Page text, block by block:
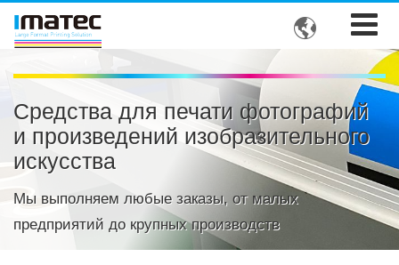

Средства для печати фотографий
и произведений изобразительного
искусства
Мы выполняем любые заказы, от малых
предприятий до крупных производств